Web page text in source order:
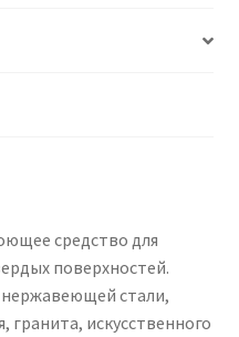
средство для
поверхностей.
стали,
гранита, искусственного